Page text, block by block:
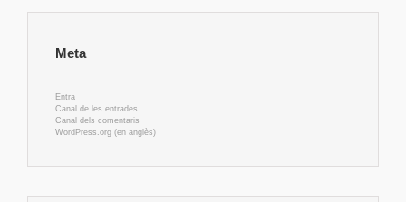
Meta
Entra
Canal de les entrades
Canal dels comentaris
WordPress.org (en anglès)